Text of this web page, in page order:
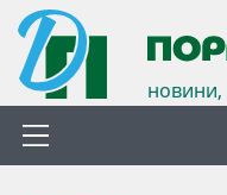
новини,